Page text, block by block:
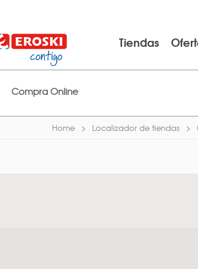
Tiendas
Compra Online
Home Localizador de tiendas